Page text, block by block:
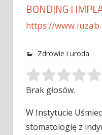
BONDING I
https://
Zdrowie i uroda
Brak głosów.
W Instytucie
stomatologię z